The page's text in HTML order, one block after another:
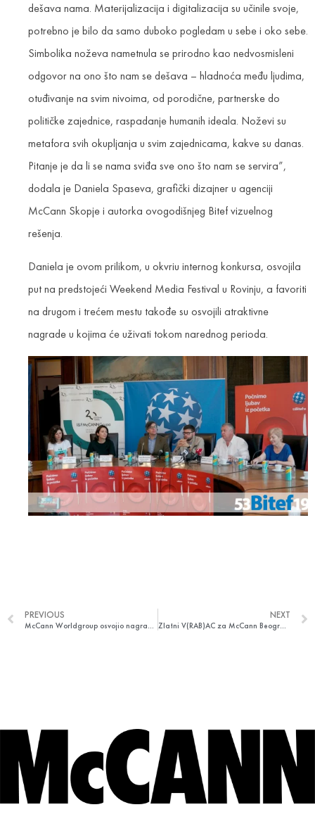
dešava nama. Materijalizacija i digitalizacija su učinile svoje,
potrebno je bilo da samo duboko pogledam u sebe i oko sebe.
Simbolika noževa nametnula se prirodno kao nedvosmisleni
odgovor na ono što nam se dešava – hladnoća među ljudima,
otuđivanje na svim nivoima, od porodične, partnerske do
političke zajednice, raspadanje humanih ideala. Noževi su
metafora svih okupljanja u svim zajednicama, kakve su danas.
Pitanje je da li se nama sviđa sve ono što nam se servira”,
dodala je Daniela Spaseva, grafički dizajner u agenciji
McCann Skopje i autorka ovogodišnjeg Bitef vizuelnog
rešenja.
Daniela je ovom prilikom, u okvriu internog konkursa, osvojila
put na predstojeći Weekend Media Festival u Rovinju, a favoriti
na drugom i trećem mestu takođe su osvojili atraktivne
nagrade u kojima će uživati tokom narednog perioda.
PREVIOUS
McCann Worldgroup osvojio nagradu za Mrežu godine 2019. na Cannes Lions festivalu!
NEXT
Zlatni V(RAB)AC za McCann Beograd i MAXI “Vitaklince”